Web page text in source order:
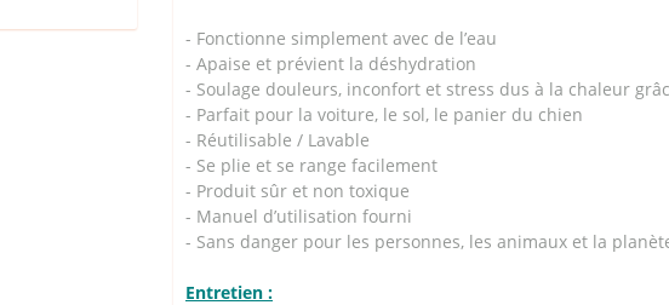
- Fonctionne simplement avec de l’eau
- Apaise et prévient la déshydration
- Soulage douleurs, inconfort et stress dus à la chaleur
- Parfait pour la voiture, le sol, le panier du chien
- Réutilisable / Lavable
- Se plie et se range facilement
- Produit sûr et non toxique
- Manuel d’utilisation fourni
- Sans danger pour les personnes, les animaux et la
Entretien :